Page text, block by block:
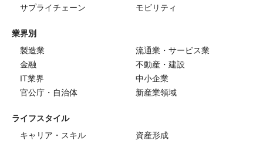
サプライチェーン
モビリティ
業界別
製造業
流通業・サービス業
金融
不動産・建設
IT業界
中小企業
官公庁・自治体
新産業領域
ライフスタイル
キャリア・スキル
資産形成